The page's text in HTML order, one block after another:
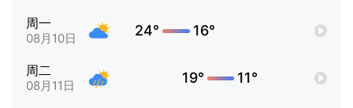
周一
08月10日 24° 16°
周二
08月11日 19° 11°